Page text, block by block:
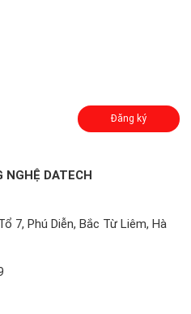
Đăng ký
NGHỆ DATECH
7, Phú Diễn, Bắc Từ Liêm, Hà